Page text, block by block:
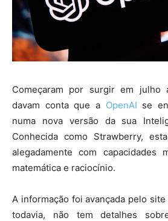
Começaram por surgir em julho
davam conta que a OpenAI se
numa nova versão da sua
Conhecida como Strawberry,
alegadamente com capacidades
matemática e raciocínio.
A informação foi avançada pelo
todavia, não tem detalhes